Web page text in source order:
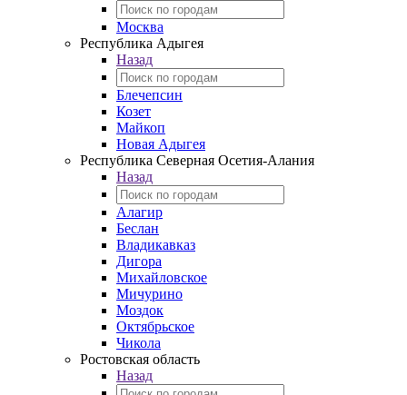
Москва
Республика Адыгея
Назад
Блечепсин
Козет
Майкоп
Новая Адыгея
Республика Северная Осетия-Алания
Назад
Алагир
Беслан
Владикавказ
Дигора
Михайловское
Мичурино
Моздок
Октябрьское
Чикола
Ростовская область
Назад